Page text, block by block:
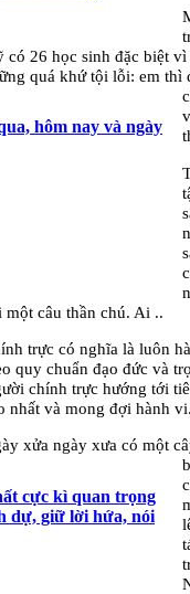
hôm nay và ngày
có 26 học sinh đặc biệt vì
quá khứ tội lỗi: em thì
câu thần chú. Ai ..
cực kì quan trọng
dự, giữ lời hứa, nói
trực có nghĩa là luôn
quy chuẩn đạo đức và
chính trực hướng tới
nhất và mong đợi hành
xửa ngày xưa có một